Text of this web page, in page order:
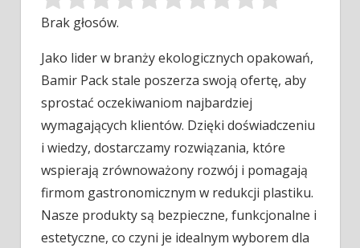
Brak głosów.
Jako lider w branży ekologicznych opakowań,
Bamir Pack stale poszerza swoją ofertę, aby
sprostać oczekiwaniom najbardziej
wymagających klientów. Dzięki doświadczeniu
i wiedzy, dostarczamy rozwiązania, które
wspierają zrównoważony rozwój i pomagają
firmom gastronomicznym w redukcji plastiku.
Nasze produkty są bezpieczne, funkcjonalne i
estetyczne, co czyni je idealnym wyborem dla